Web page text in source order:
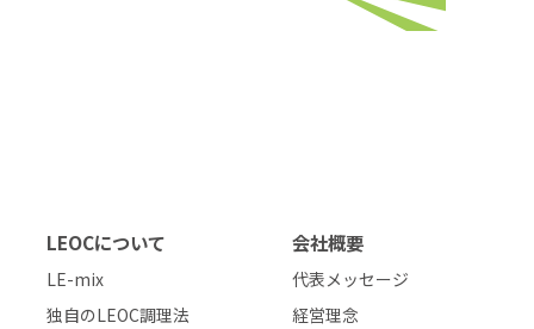
LEOCについて
LE-mix
独自のLEOC調理法
会社概要
代表メッセージ
経営理念